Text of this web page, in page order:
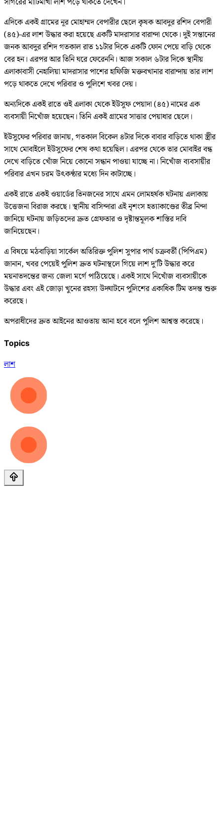
​এদিকে একই গ্রামের নূর মোহাম্মদ বেপারীর ছেলে কৃষক আবদুর রশিদ বেপারী
(৪৫)-এর লাশ উদ্ধার করা হয়েছে একটি মাদরাসার বারান্দা থেকে। দুই সন্তানের
জনক আবদুর রশিদ গতকাল রাত ১১টার দিকে একটি ফোন পেয়ে বাড়ি থেকে
বের হন। এরপর আর তিনি ঘরে ফেরেননি। আজ সকাল ৬টার দিকে স্থানীয়
এলাকাবাসী নেহালিয়া মাদরাসার পাশের হাফিজি মক্তবখানার বারান্দায় তার লাশ
পড়ে থাকতে দেখে পরিবার ও পুলিশে খবর দেয়।
​অন্যদিকে একই রাতে ওই এলাকা থেকে ইউসুফ পেয়াদা (৪৫) নামের এক
ব্যবসায়ী নিখোঁজ হয়েছেন। তিনি একই গ্রামের সাত্তার পেয়াধার ছেলে।
ইউসুফের পরিবার জানায়, গতকাল বিকেল ৪টার দিকে বাবার বাড়িতে থাকা স্ত্রীর
সাথে মোবাইলে ইউসুফের শেষ কথা হয়েছিল। এরপর থেকে তার মোবাইর বন্ধ
দেখে বাড়িতে খোঁজ নিয়ে কোনো সন্ধান পাওয়া যাচ্ছে না। নিখোঁজ ব্যবসায়ীর
পরিবার এখন চরম উৎকণ্ঠার মধ্যে দিন কাটাচ্ছে।
​একই রাতে একই ওয়ার্ডের তিনজনের সাথে এমন লোমহর্ষক ঘটনায় এলাকায়
উত্তেজনা বিরাজ করছে। স্থানীয় বাসিন্দারা এই নৃশংস হত্যাকাণ্ডের তীব্র নিন্দা
জানিয়ে ঘটনায় জড়িতদের দ্রুত গ্রেফতার ও দৃষ্টান্তমূলক শাস্তির দাবি
জানিয়েছেন।
​এ বিষয়ে মঠবাড়িয়া সার্কেল অতিরিক্ত পুলিশ সুপার পার্থ চক্রবর্তী (পিপিএম)
জানান, খবর পেয়েই পুলিশ দ্রুত ঘটনাস্থলে গিয়ে লাশ দু’টি উদ্ধার করে
ময়নাতদন্তের জন্য জেলা মর্গে পাঠিয়েছে। একই সাথে নিখোঁজ ব্যবসায়ীকে
উদ্ধার এবং এই জোড়া খুনের রহস্য উদ্ঘাটনে পুলিশের একাধিক টিম তদন্ত শুরু
করেছে।
অপরাধীদের দ্রুত আইনের আওতায় আনা হবে বলে পুলিশ আশ্বস্ত করেছে।
Topics
লাশ